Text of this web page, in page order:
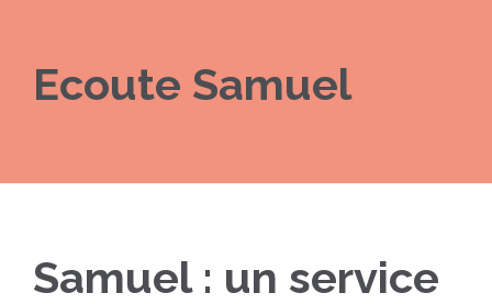
Ecoute Samuel
Samuel : un service